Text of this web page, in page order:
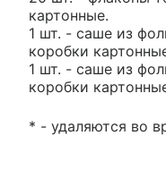
картонные.
1 шт. - саше из
коробки
1 шт. - саше из
коробки
* - удаляются во